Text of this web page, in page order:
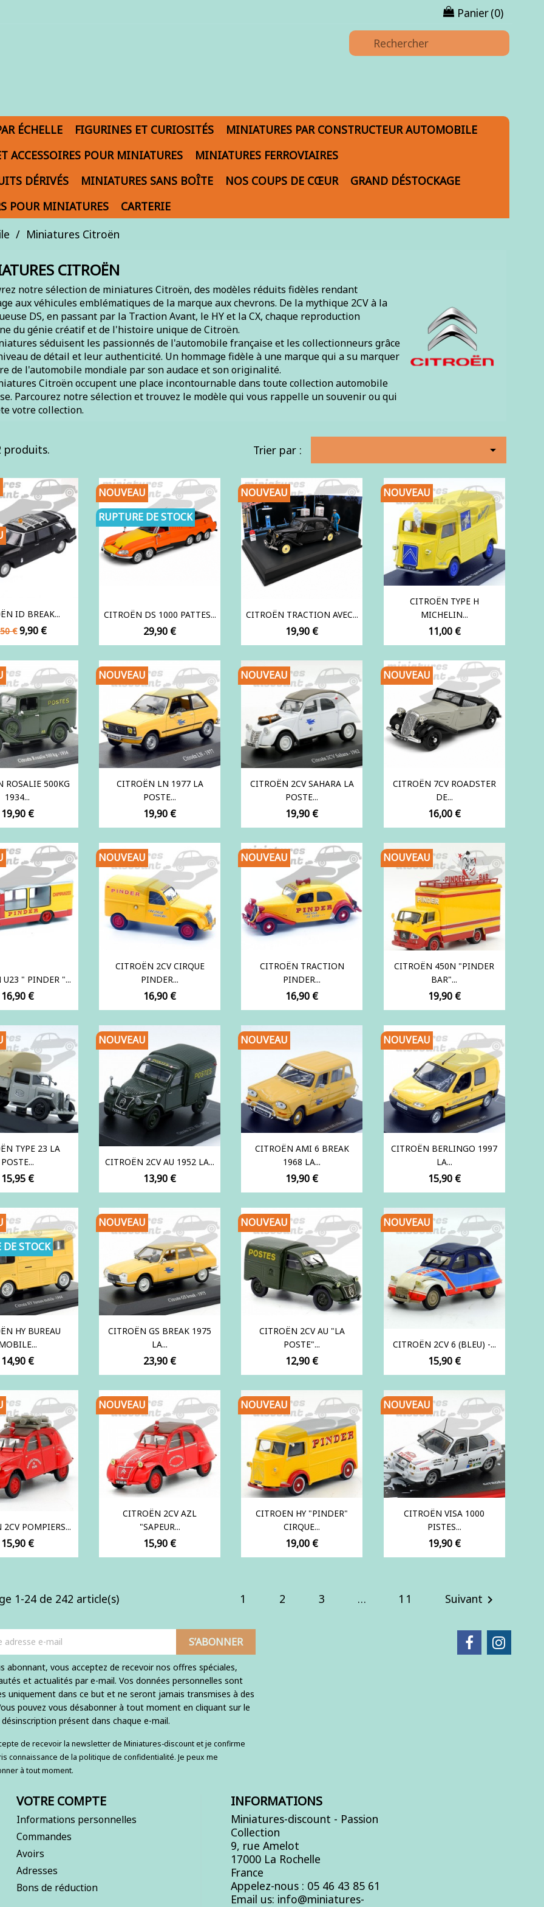
Panier(0)
ÉCHELLE FIGURINES ET CURIOSITÉS
MINIATURES PAR CONSTRUCTEUR AUTOMOBILE
ACCESSOIRES POUR MINIATURES
MINIATURES FERROVIAIRES
DÉRIVÉS MINIATURES SANS BOÎTE NOS COUPS DE CŒUR
GRAND DÉSTOCKAGE
POUR MINIATURES
CARTERIE
Miniatures Citroën
CITROËN
notre sélection de miniatures Citroën, des modèles réduits fidèles rendant
aux véhicules emblématiques de la marque aux chevrons. De la mythique 2CV à la
DS, en passant par la Traction Avant, le HY et la CX, chaque reproduction
du génie créatif et de l'histoire unique de Citroën.
séduisent les passionnés de l'automobile française et les collectionneurs grâce
de détail et leur authenticité. Un hommage fidèle à une marque qui a su marquer
de l'automobile mondiale par son audace et son originalité.
Citroën occupent une place incontournable dans toute collection automobile
Parcourez notre sélection et trouvez le modèle qui vous rappelle un souvenir ou qui
votre collection.
produits. Trier par : 
ID BREAK...
€ Prix
9,90 €
CITROËN DS 1000 PATTES...
Prix
29,90 €
NOUVEAU
RUPTURE DE STOCK
CITROËN TRACTION AVEC...
Prix
19,90 €
NOUVEAU
CITROËN TYPE H
MICHELIN...
Prix
11,00 €
NOUVEAU
ROSALIE 500KG
1934...
Prix
19,90 €
CITROËN LN 1977 LA
POSTE...
Prix
19,90 €
NOUVEAU
CITROËN 2CV SAHARA LA
POSTE...
Prix
19,90 €
NOUVEAU
CITROËN 7CV ROADSTER
DE...
Prix
16,00 €
NOUVEAU
U23 " PINDER "...
Prix
16,90 €
CITROËN 2CV CIRQUE
PINDER...
Prix
16,90 €
NOUVEAU
CITROËN TRACTION
PINDER...
Prix
16,90 €
NOUVEAU
CITROËN 450N "PINDER
BAR"...
Prix
19,90 €
NOUVEAU
TYPE 23 LA
POSTE...
Prix
15,95 €
CITROËN 2CV AU 1952 LA...
Prix
13,90 €
NOUVEAU
CITROËN AMI 6 BREAK
1968 LA...
Prix
19,90 €
NOUVEAU
CITROËN BERLINGO 1997
LA...
Prix
15,90 €
NOUVEAU
HY BUREAU
Prix
14,90 €
DE STOCK
CITROËN GS BREAK 1975
LA...
Prix
23,90 €
NOUVEAU
CITROËN 2CV AU "LA
POSTE"...
Prix
12,90 €
NOUVEAU
CITROËN 2CV 6 (BLEU) -...
Prix
15,90 €
NOUVEAU
2CV POMPIERS...
Prix
15,90 €
CITROËN 2CV AZL
"SAPEUR...
Prix
15,90 €
NOUVEAU
CITROEN HY "PINDER"
CIRQUE...
Prix
19,00 €
NOUVEAU
CITROËN VISA 1000
PISTES...
Prix
19,90 €
NOUVEAU
1-24 de 242 article(s) 1 2 3 … 11 Suivant 
abonnant, vous acceptez de recevoir nos offres spéciales,
et actualités par e-mail. Vos données personnelles sont
uniquement dans ce but et ne seront jamais transmises à des
pouvez vous désabonner à tout moment en cliquant sur le
présent dans chaque e-mail.
de recevoir la newsletter de Miniatures-discount et je confirme
connaissance de la politique de confidentialité. Je peux me
à tout moment.
VOTRE COMPTE
Informations personnelles
Commandes
Avoirs
Adresses
Bons de réduction
INFORMATIONS
Miniatures-discount - Passion
Collection
9, rue Amelot
17000 La Rochelle
France
Appelez-nous : 05 46 43 85 61
Email us: info@miniatures-